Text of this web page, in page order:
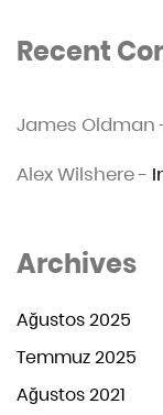
Recent
James Oldman
Alex Wilshere-
Archives
Ağustos 2025
Temmuz 2025
Ağustos 2021